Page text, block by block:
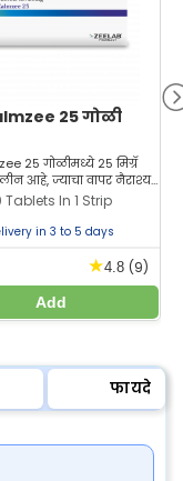
25 गोळी
25 गोळीमध्ये 25 मिग्रॅ
आहे, ज्याचा वापर नैराश्य,
नसांच्या वेदनांसाठी केला
Zeelab Pharmacy मधून
25 मिग्रॅ सर्वोत्तम किमतीत
Tablets In 1 Strip
in 3 to 5 days
★4.8 (9)
Add
फायदे